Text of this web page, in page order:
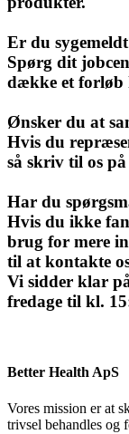
Er du
Spørg dit
dække et forløb
Ønsker du at
Hvis du
så skriv til os
Har du
Hvis du ikke
brug for mere
til at kontakte
Vi sidder klar
fredage til kl.
Better Health ApS
Vores mission er at
trivsel behandles og